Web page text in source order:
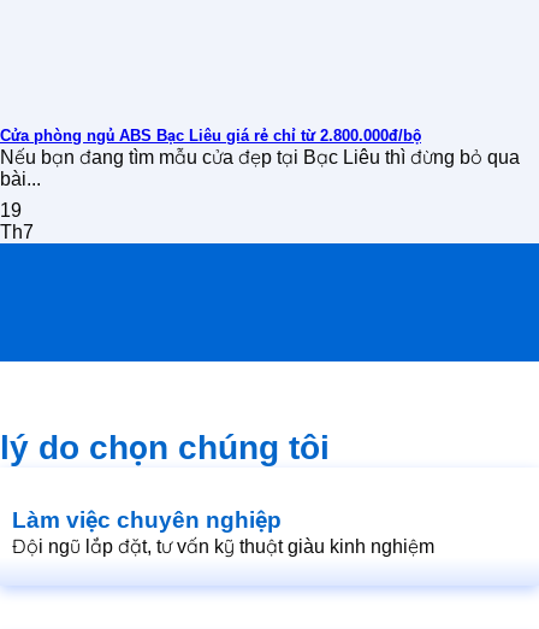
Cửa phòng ngủ ABS Bạc Liêu giá rẻ chỉ từ 2.800.000đ/bộ
Nếu bạn đang tìm mẫu cửa đẹp tại Bạc Liêu thì đừng bỏ qua
bài...
19
Th7
lý do chọn chúng tôi
Làm việc chuyên nghiệp
Đội ngũ lắp đặt, tư vấn kỹ thuật giàu kinh nghiệm